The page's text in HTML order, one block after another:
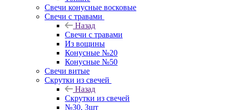
Свечи конусные восковые
Свечи с травами
Назад
Свечи с травами
Из вощины
Конусные №20
Конусные №50
Свечи витые
Скрутки из свечей
Назад
Скрутки из свечей
№30, 3шт